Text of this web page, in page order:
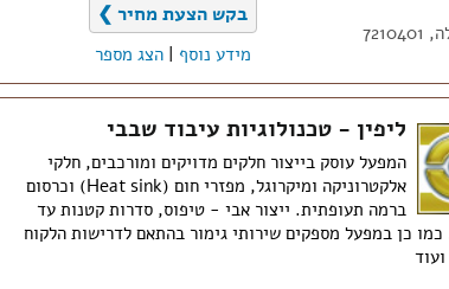
בקש הצעת מחיר ❯
מידע נוסף |הצג מספר
ליפין - טכנולוגיות עיבוד שבבי
המפעל עוסק בייצור חלקים מדויקים ומורכבים, חלקי
אלקטרוניקה ומיקרוגל, מפזרי חום (Heat sink) וכרסום
ברמה תעופתית. ייצור אבי - טיפוס, סדרות קטנות עד
כמו כן במפעל מספקים שירותי גימור בהתאם לדרישות הלקוח